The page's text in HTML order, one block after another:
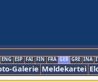
ENG ESP FAI FIN FRA GER GRE INA
Galerie Meldekartei